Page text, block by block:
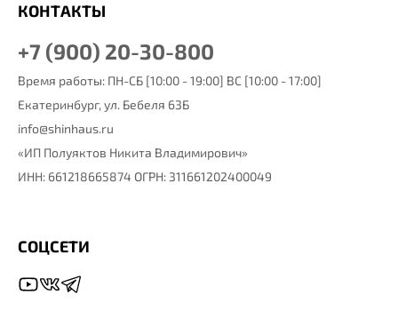
КОНТАКТЫ
+7 (900) 20-30-800
Время работы: ПН-СБ [10:00 - 19:00] ВС [10:00 - 17:00]
Екатеринбург, ул. Бебеля 63Б
info@shinhaus.ru
«ИП Полуяктов Никита Владимирович»
ИНН: 661218665874 ОГРН: 311661202400049
СОЦСЕТИ